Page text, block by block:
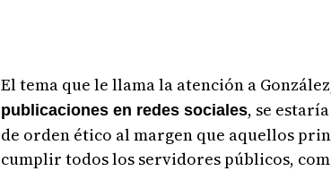
El tema que le llama la atención a
publicaciones en redes sociales, se
de orden ético al margen que aquellos
cumplir todos los servidores públicos,